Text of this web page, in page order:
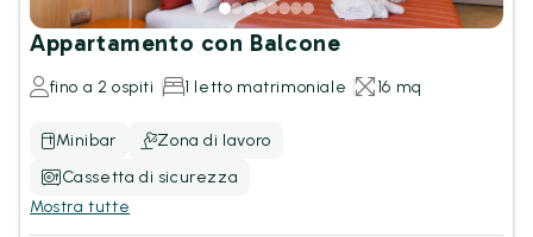
Appartamento con Balcone
fino a 2 ospiti 1 letto matrimoniale 16 mq
Minibar
Zona di lavoro
Cassetta di sicurezza
Mostra tutte